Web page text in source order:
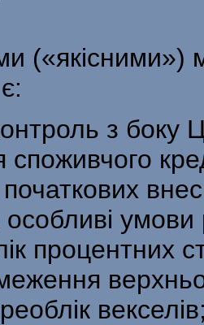
(«якісними»)
з
споживчого
процентних